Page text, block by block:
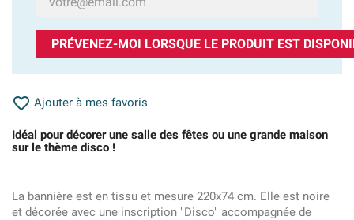
PRÉVENEZ-MOI LORSQUE LE PRODUIT EST
 Ajouter à mes favoris
Idéal pour décorer une salle des fêtes ou une grande maison
sur le thème disco !
La bannière est en tissu et mesure 220x74 cm. Elle est noire
et décorée avec une inscription "Disco" accompagnée de